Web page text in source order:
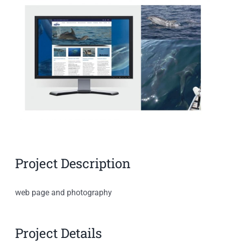
Project Description
web page and photography
Project Details